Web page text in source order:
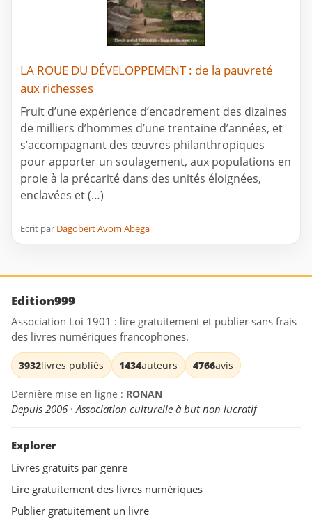
LA ROUE DU DÉVELOPPEMENT : de la pauvreté
aux richesses
Fruit d’une expérience d’encadrement des dizaines
de milliers d’hommes d’une trentaine d’années, et
s’accompagnant des œuvres philanthropiques
pour apporter un soulagement, aux populations en
proie à la précarité dans des unités éloignées,
enclavées et (…)
Ecrit par Dagobert Avom Abega
Edition999
Association Loi 1901 : lire gratuitement et publier sans frais
des livres numériques francophones.
3932livres publiés 1434auteurs 4766avis
Dernière mise en ligne : RONAN
Depuis 2006 · Association culturelle à but non lucratif
Explorer
Livres gratuits par genre
Lire gratuitement des livres numériques
Publier gratuitement un livre